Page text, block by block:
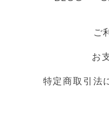
ご
お
特定商取引法